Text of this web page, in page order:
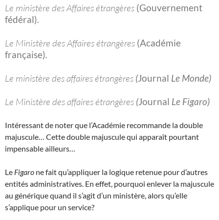
Le ministère des Affaires étrangères (Gouvernement
fédéral).
Le Ministère des Affaires étrangères (Académie
française).
Le ministère des affaires étrangères (Journal Le Monde)
Le Ministère des affaires étrangères (Journal Le Figaro)
Intéressant de noter que l’Académie recommande la double
majuscule… Cette double majuscule qui apparaît pourtant
impensable ailleurs…
Le Figaro ne fait qu’appliquer la logique retenue pour d’autres
entités administratives. En effet, pourquoi enlever la majuscule
au générique quand il s’agit d’un ministère, alors qu’elle
s’applique pour un service?